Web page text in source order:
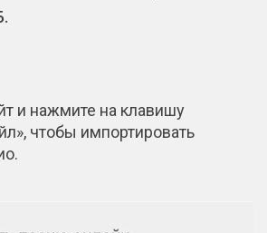
и нажмите на клавишу
чтобы импортировать